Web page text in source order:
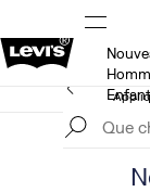
40 %